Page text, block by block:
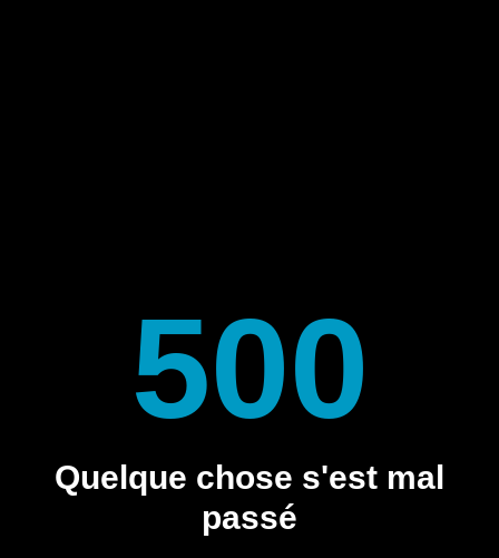
500
Quelque chose s'est mal
passé